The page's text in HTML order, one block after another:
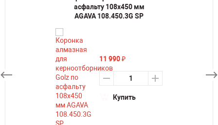
асфальту 108х450 мм
AGAVA 108.450.3G SP
11 990₽
Купить